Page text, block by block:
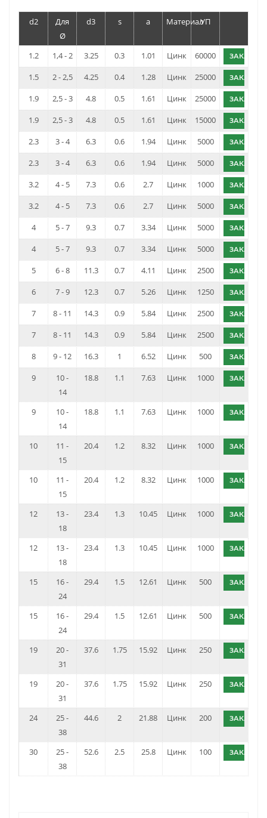
d2
Для
Ø
d3 s a МатериалУП
1.2 1,4 - 2 3.25 0.3 1.01 Цинк 60000 ЗАКАЗАТЬ
1.5 2 - 2,5 4.25 0.4 1.28 Цинк 25000 ЗАКАЗАТЬ
1.9 2,5 - 3 4.8 0.5 1.61 Цинк 25000 ЗАКАЗАТЬ
1.9 2,5 - 3 4.8 0.5 1.61 Цинк 15000 ЗАКАЗАТЬ
2.3 3 - 4 6.3 0.6 1.94 Цинк 5000 ЗАКАЗАТЬ
2.3 3 - 4 6.3 0.6 1.94 Цинк 5000 ЗАКАЗАТЬ
3.2 4 - 5 7.3 0.6 2.7 Цинк 1000 ЗАКАЗАТЬ
3.2 4 - 5 7.3 0.6 2.7 Цинк 5000 ЗАКАЗАТЬ
4 5 - 7 9.3 0.7 3.34 Цинк 5000 ЗАКАЗАТЬ
4 5 - 7 9.3 0.7 3.34 Цинк 5000 ЗАКАЗАТЬ
5 6 - 8 11.3 0.7 4.11 Цинк 2500 ЗАКАЗАТЬ
6 7 - 9 12.3 0.7 5.26 Цинк 1250 ЗАКАЗАТЬ
7 8 - 11 14.3 0.9 5.84 Цинк 2500 ЗАКАЗАТЬ
7 8 - 11 14.3 0.9 5.84 Цинк 2500 ЗАКАЗАТЬ
8 9 - 12 16.3 1 6.52 Цинк 500 ЗАКАЗАТЬ
9
10 -
14
18.8 1.1 7.63 Цинк 1000 ЗАКАЗАТЬ
9
10 -
14
18.8 1.1 7.63 Цинк 1000 ЗАКАЗАТЬ
10
11 -
15
20.4 1.2 8.32 Цинк 1000 ЗАКАЗАТЬ
10
11 -
15
20.4 1.2 8.32 Цинк 1000 ЗАКАЗАТЬ
12
13 -
18
23.4 1.3 10.45 Цинк 1000 ЗАКАЗАТЬ
12
13 -
18
23.4 1.3 10.45 Цинк 1000 ЗАКАЗАТЬ
15
16 -
24
29.4 1.5 12.61 Цинк 500 ЗАКАЗАТЬ
15
16 -
24
29.4 1.5 12.61 Цинк 500 ЗАКАЗАТЬ
19
20 -
31
37.6 1.75 15.92 Цинк 250 ЗАКАЗАТЬ
19
20 -
31
37.6 1.75 15.92 Цинк 250 ЗАКАЗАТЬ
24
25 -
38
44.6 2 21.88 Цинк 200 ЗАКАЗАТЬ
30
25 -
38
52.6 2.5 25.8 Цинк 100 ЗАКАЗАТЬ